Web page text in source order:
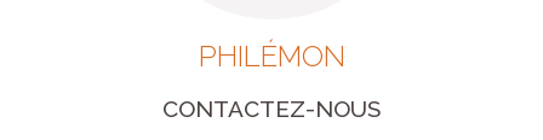
PHILÉMON
CONTACTEZ-NOUS